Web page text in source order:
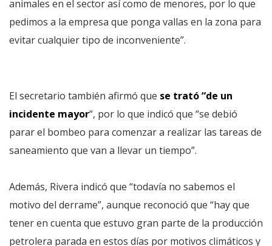
animales en el sector así como de menores, por lo que
pedimos a la empresa que ponga vallas en la zona para
evitar cualquier tipo de inconveniente”.
El secretario también afirmó que se trató “de un
incidente mayor“, por lo que indicó que “se debió
parar el bombeo para comenzar a realizar las tareas de
saneamiento que van a llevar un tiempo”.
Además, Rivera indicó que “todavía no sabemos el
motivo del derrame”, aunque reconoció que “hay que
tener en cuenta que estuvo gran parte de la producción
petrolera parada en estos días por motivos climáticos y